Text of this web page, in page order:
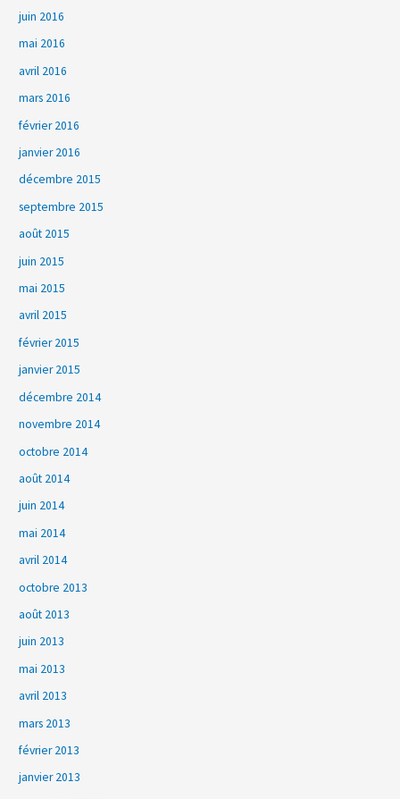
juin 2016
mai 2016
avril 2016
mars 2016
février 2016
janvier 2016
décembre 2015
septembre 2015
août 2015
juin 2015
mai 2015
avril 2015
février 2015
janvier 2015
décembre 2014
novembre 2014
octobre 2014
août 2014
juin 2014
mai 2014
avril 2014
octobre 2013
août 2013
juin 2013
mai 2013
avril 2013
mars 2013
février 2013
janvier 2013